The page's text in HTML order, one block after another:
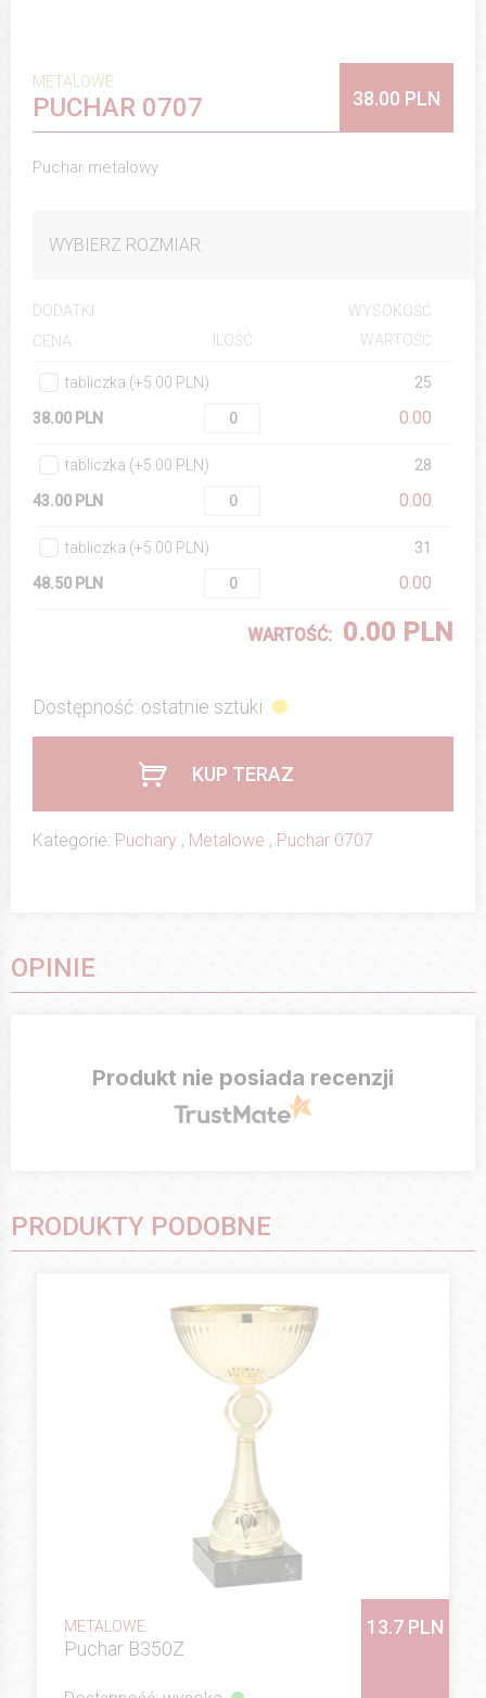
METALOWE
PUCHAR 0707 38.00 PLN
Puchar metalowy
WYBIERZ ROZMIAR:
DODATKI
WYSOKOŚĆ
CENA
ILOŚĆ WARTOŚĆ
tabliczka (+5.00 PLN) 25
38.00 PLN 0.00
tabliczka (+5.00 PLN) 28
43.00 PLN 0.00
tabliczka (+5.00 PLN) 31
48.50 PLN 0.00
WARTOŚĆ: 0.00 PLN
Dostępność: ostatnie sztuki
KUP TERAZ
Kategorie: Puchary , Metalowe , Puchar 0707
OPINIE
Produkt nie posiada recenzji
PRODUKTY PODOBNE
METALOWE
Puchar B350Z
13.7 PLN